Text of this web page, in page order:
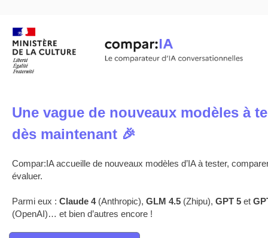
Une vague de nouveaux modèles à
dès maintenant 🎉
Compar:IA accueille de nouveaux modèles d’IA à tester,
évaluer.
Parmi eux : Claude 4(Anthropic), GLM 4.5 (Zhipu), GPT 5 et
(OpenAI)… et bien d’autres encore !